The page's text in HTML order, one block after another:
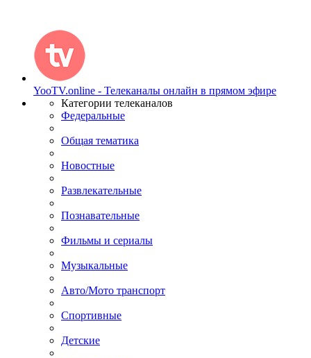
YooTV.online - Телеканалы онлайн в прямом эфире
Категории телеканалов
Федеральные
Общая тематика
Новостные
Развлекательные
Познавательные
Фильмы и сериалы
Музыкальные
Авто/Мото транспорт
Спортивные
Детские